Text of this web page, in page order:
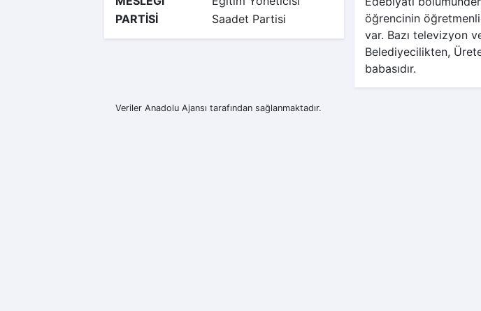
PARTİSİ
Saadet Partisi
öğrencinin
var. Bazı televizyon
Belediyecilikten,
babasıdır.
Veriler Anadolu Ajansı tarafından sağlanmaktadır.